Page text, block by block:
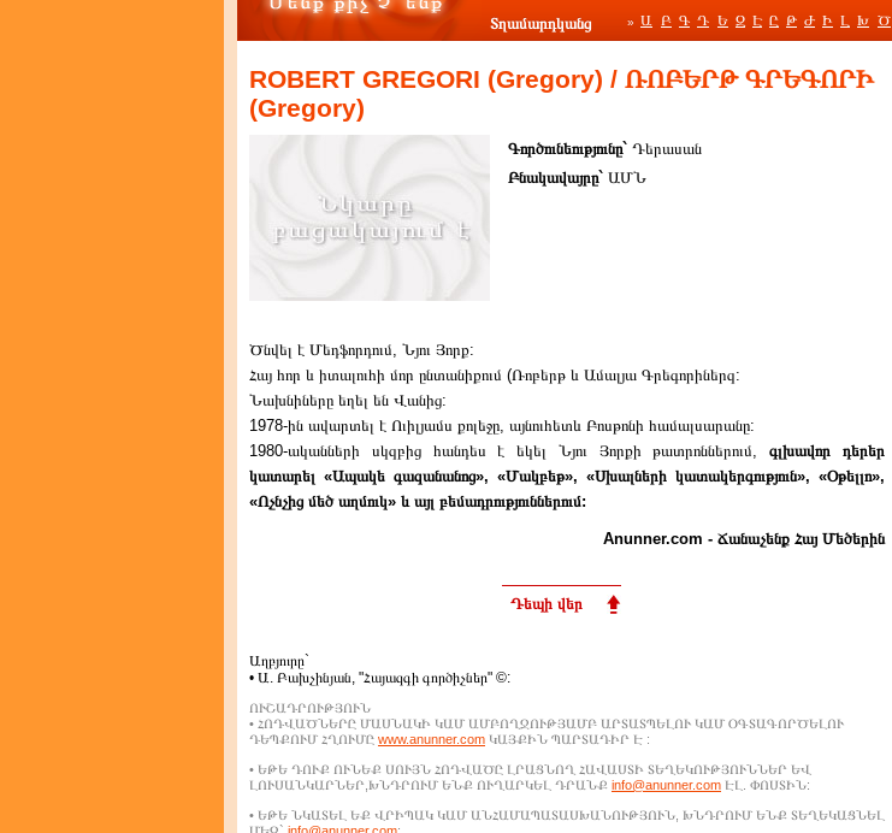
Տղամարդկանց » Ա Բ Գ Դ Ե Զ Է Ը Թ Ժ Ի Լ Խ Ծ
ROBERT GREGORI (Gregory) / ՌՈԲԵՐԹ ԳՐԵԳՈՐԻ
(Gregory)
Գործունեությունը` Դերասան
Բնակավայրը` ԱՄՆ
Ծնվել է Մեդֆորդում, Նյու Յորք:
Հայ հոր և իտալուհի մոր ընտանիքում (Ռոբերթ և Ամալյա Գրեգորիներզ:
Նախնիները եղել են Վանից:
1978-ին ավարտել է Ուիլյամս քոլեջը, այնուհետև Բոսթոնի համալսարանը:
1980-ականների սկզբից հանդես է եկել Նյու Յորքի թատրոններում, գլխավոր դերեր
կատարել «Ապակե գազանանոց», «Մակբեթ», «Սխալների կատակերգություն», «Օթելլո»,
«Ոչնչից մեծ աղմուկ» և այլ բեմադրություններում:
Anunner.com - Ճանաչենք Հայ Մեծերին
Դեպի վեր
Աղբյուրը`
• Ա. Բախչինյան, "Հայազգի գործիչներ" ©:
ՈՒՇԱԴՐՈՒԹՅՈՒՆ
• ՀՈԴՎԱԾՆԵՐԸ ՄԱՍՆԱԿԻ ԿԱՄ ԱՄԲՈՂՋՈՒԹՅԱՄԲ ԱՐՏԱՏՊԵԼՈՒ ԿԱՄ ՕԳՏԱԳՈՐԾԵԼՈՒ
ԴԵՊՔՈՒՄ ՀՂՈՒՄԸ www.anunner.com ԿԱՅՔԻՆ ՊԱՐՏԱԴԻՐ Է :
• ԵԹԵ ԴՈՒՔ ՈՒՆԵՔ ՍՈՒՅՆ ՀՈԴՎԱԾԸ ԼՐԱՑՆՈՂ ՀԱՎԱՍՏԻ ՏԵՂԵԿՈՒԹՅՈՒՆՆԵՐ ԵՎ
ԼՈՒՍԱՆԿԱՐՆԵՐ,ԽՆԴՐՈՒՄ ԵՆՔ ՈՒՂԱՐԿԵԼ ԴՐԱՆՔ info@anunner.com ԷԼ. ՓՈՍՏԻՆ:
• ԵԹԵ ՆԿԱՏԵԼ ԵՔ ՎՐԻՊԱԿ ԿԱՄ ԱՆՀԱՄԱՊԱՏԱՍԽԱՆՈՒԹՅՈՒՆ, ԽՆԴՐՈՒՄ ԵՆՔ ՏԵՂԵԿԱՑՆԵԼ